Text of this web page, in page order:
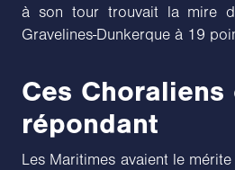
à son tour trouvait la mire
Gravelines-Dunkerque à 19
Ces Choraliens
répondant
Les Maritimes avaient le